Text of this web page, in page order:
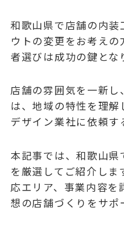
和歌山県で店舗の内
ウトの変更をお考え
者選びは成功の鍵とな
店舗の雰囲気を一新し
は、地域の特性を理
デザイン業社に依頼す
本記事では、和歌山
を厳選してご紹介しま
応エリア、事業内容
想の店舗づくりをサポ